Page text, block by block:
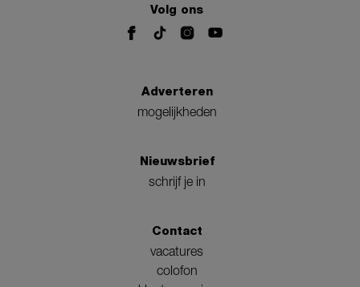
Volg ons
Adverteren
mogelijkheden
Nieuwsbrief
schrijf je in
Contact
vacatures
colofon